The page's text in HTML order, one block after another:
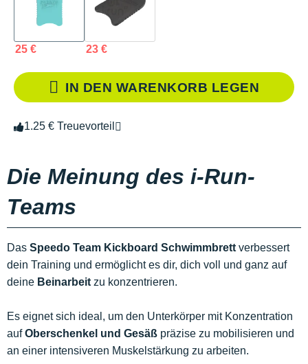
25 € 23 €
IN DEN WARENKORB LEGEN
1.25 € Treuevorteil
Die Meinung des i-Run-
Teams
Das Speedo Team Kickboard Schwimmbrett verbessert
dein Training und ermöglicht es dir, dich voll und ganz auf
deine Beinarbeit zu konzentrieren.
Es eignet sich ideal, um den Unterkörper mit Konzentration
aufOberschenkel und Gesäß präzise zu mobilisieren und
an einer intensiveren Muskelstärkung zu arbeiten.